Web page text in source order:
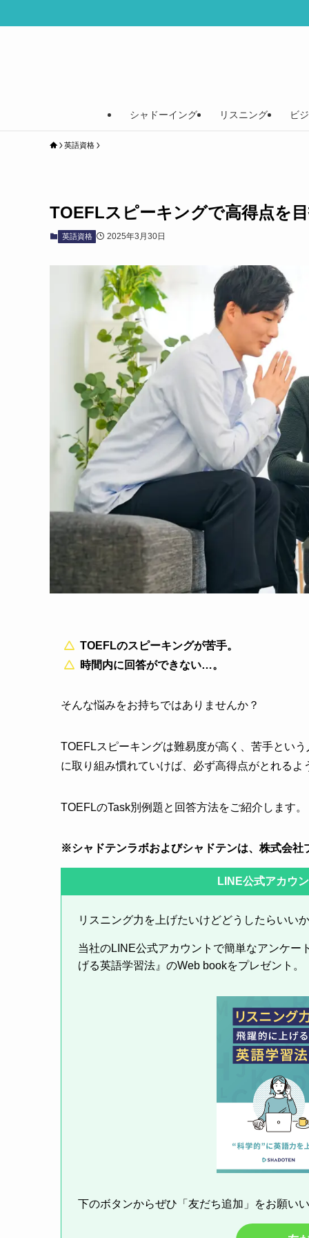
シャドーイング リスニング ビ
英語資格
TOEFLスピーキングで高得点を
英語資格 2025年3月30日
TOEFLのスピーキングが苦手。
時間内に回答ができない…。
そんな悩みをお持ちではありませんか？
TOEFLスピーキングは難易度が高く、苦手とい
に取り組み慣れていけば、必ず高得点がとれるよ
TOEFLのTask別例題と回答方法をご紹介します。
※シャドテンラボおよびシャドテンは、株式会社
LINE公式アカウ
リスニング力を上げたいけどどうしたらいい
当社のLINE公式アカウントで簡単なアンケー
げる英語学習法』のWeb bookをプレゼント。
下のボタンからぜひ「友だち追加」をお願い